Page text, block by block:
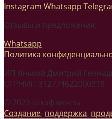
Instagram Whatsapp
Отзывы и предложения:
Whatsapp
Политика
ИП Яньков Дмитрий
ОГРНИП 312774622000318
© 2023 Шкаф мечты
Создание, поддержка,